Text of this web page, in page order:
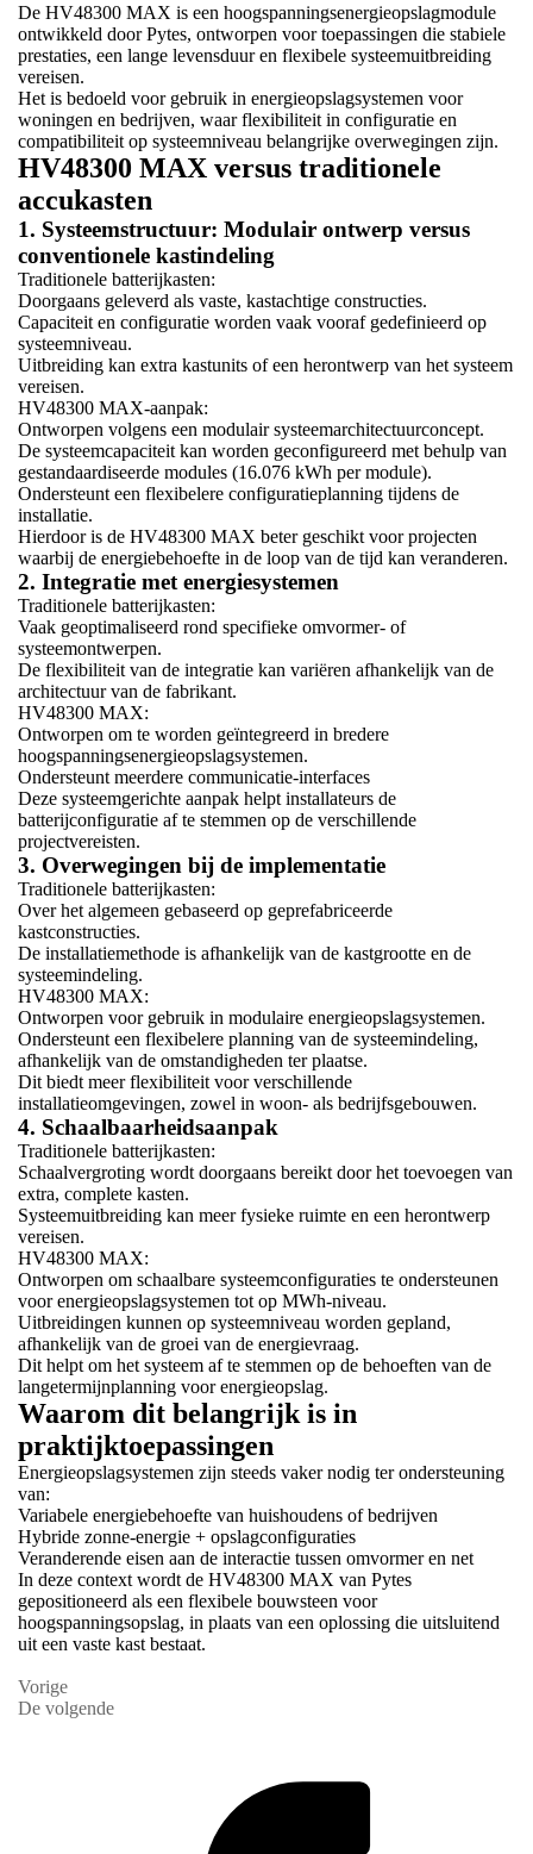
De HV48300 MAX is een hoogspanningsenergieopslagmodule
ontwikkeld door Pytes, ontworpen voor toepassingen die stabiele
prestaties, een lange levensduur en flexibele systeemuitbreiding
vereisen.
Het is bedoeld voor gebruik in energieopslagsystemen voor
woningen en bedrijven, waar flexibiliteit in configuratie en
compatibiliteit op systeemniveau belangrijke overwegingen zijn.
HV48300 MAX versus traditionele
accukasten
1. Systeemstructuur: Modulair ontwerp versus
conventionele kastindeling
Traditionele batterijkasten:
Doorgaans geleverd als vaste, kastachtige constructies.
Capaciteit en configuratie worden vaak vooraf gedefinieerd op
systeemniveau.
Uitbreiding kan extra kastunits of een herontwerp van het systeem
vereisen.
HV48300 MAX-aanpak:
Ontworpen volgens een modulair systeemarchitectuurconcept.
De systeemcapaciteit kan worden geconfigureerd met behulp van
gestandaardiseerde modules (16.076 kWh per module).
Ondersteunt een flexibelere configuratieplanning tijdens de
installatie.
Hierdoor is de HV48300 MAX beter geschikt voor projecten
waarbij de energiebehoefte in de loop van de tijd kan veranderen.
2. Integratie met energiesystemen
Traditionele batterijkasten:
Vaak geoptimaliseerd rond specifieke omvormer- of
systeemontwerpen.
De flexibiliteit van de integratie kan variëren afhankelijk van de
architectuur van de fabrikant.
HV48300 MAX:
Ontworpen om te worden geïntegreerd in bredere
hoogspanningsenergieopslagsystemen.
Ondersteunt meerdere communicatie-interfaces
Deze systeemgerichte aanpak helpt installateurs de
batterijconfiguratie af te stemmen op de verschillende
projectvereisten.
3. Overwegingen bij de implementatie
Traditionele batterijkasten:
Over het algemeen gebaseerd op geprefabriceerde
kastconstructies.
De installatiemethode is afhankelijk van de kastgrootte en de
systeemindeling.
HV48300 MAX:
Ontworpen voor gebruik in modulaire energieopslagsystemen.
Ondersteunt een flexibelere planning van de systeemindeling,
afhankelijk van de omstandigheden ter plaatse.
Dit biedt meer flexibiliteit voor verschillende
installatieomgevingen, zowel in woon- als bedrijfsgebouwen.
4. Schaalbaarheidsaanpak
Traditionele batterijkasten:
Schaalvergroting wordt doorgaans bereikt door het toevoegen van
extra, complete kasten.
Systeemuitbreiding kan meer fysieke ruimte en een herontwerp
vereisen.
HV48300 MAX:
Ontworpen om schaalbare systeemconfiguraties te ondersteunen
voor energieopslagsystemen tot op MWh-niveau.
Uitbreidingen kunnen op systeemniveau worden gepland,
afhankelijk van de groei van de energievraag.
Dit helpt om het systeem af te stemmen op de behoeften van de
langetermijnplanning voor energieopslag.
Waarom dit belangrijk is in
praktijktoepassingen
Energieopslagsystemen zijn steeds vaker nodig ter ondersteuning
van:
Variabele energiebehoefte van huishoudens of bedrijven
Hybride zonne-energie + opslagconfiguraties
Veranderende eisen aan de interactie tussen omvormer en net
In deze context wordt de HV48300 MAX van Pytes
gepositioneerd als een flexibele bouwsteen voor
hoogspanningsopslag, in plaats van een oplossing die uitsluitend
uit een vaste kast bestaat.
Vorige
De volgende